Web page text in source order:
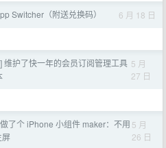
Switcher（附送兑换码） 6 月 18 日
维护了快一年的会员订阅管理工具 5 月
27 日
做了个 iPhone 小组件 maker：不用
屏
5 月
26 日